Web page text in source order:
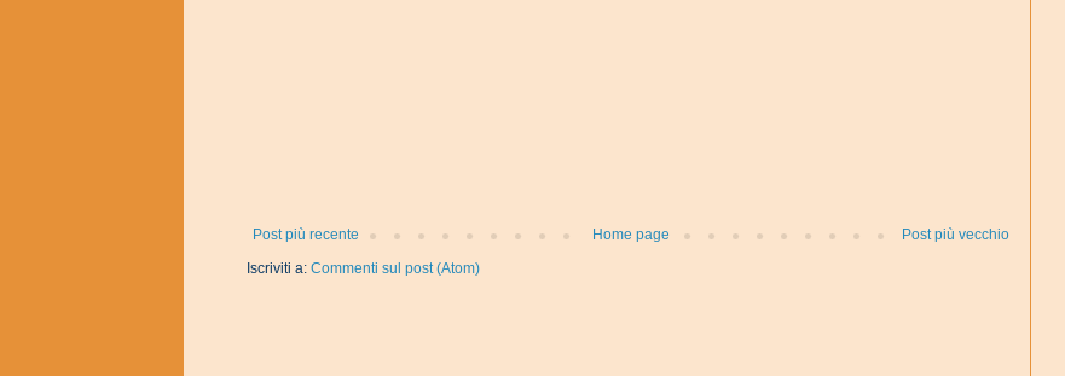
Post più recente Post più vecchio
Home page
Iscriviti a: Commenti sul post (Atom)